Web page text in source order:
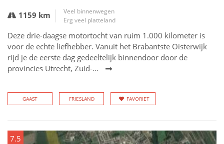
1159 km
Veel binnenwegen
Erg veel platteland
Deze drie-daagse motortocht van ruim 1.000 kilometer is
voor de echte liefhebber. Vanuit het Brabantste Oisterwijk
rijd je de eerste dag gedeeltelijk binnendoor door de
provincies Utrecht, Zuid-...
GAAST FRIESLAND FAVORIET
7.5